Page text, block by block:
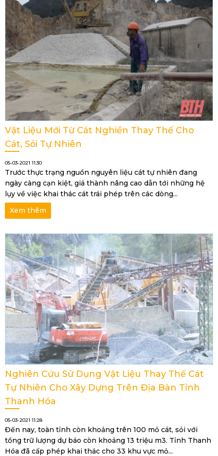
Vật Liệu Mới Từ Cát Nghiền Thay Thế Cho
Cát, Sỏi Tự Nhiên
05-03-2021 11:30
Trước thực trạng nguồn nguyên liệu cát tự nhiên đang
ngày càng cạn kiệt, giá thành nâng cao dẫn tới những hệ
lụy về việc khai thác cát trái phép trên các dòng...
Xem thêm
Nghiên Cứu Sử Dụng Vật Liệu Thay Thế Cát
Tự Nhiên Cho Xây Dựng Trên Địa Bàn Tỉnh
Thanh Hóa
05-03-2021 11:28
Đến nay, toàn tỉnh còn khoảng trên 100 mỏ cát, sỏi với
tổng trữ lượng dự báo còn khoảng 13 triệu m3. Tỉnh Thanh
Hóa đã cấp phép khai thác cho 33 khu vực mỏ...